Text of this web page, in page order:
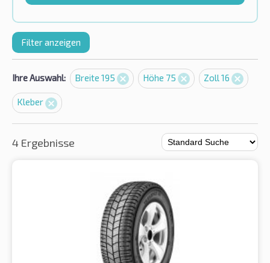
Filter anzeigen
Ihre Auswahl: Breite 195 Höhe 75 Zoll 16
Kleber
4 Ergebnisse